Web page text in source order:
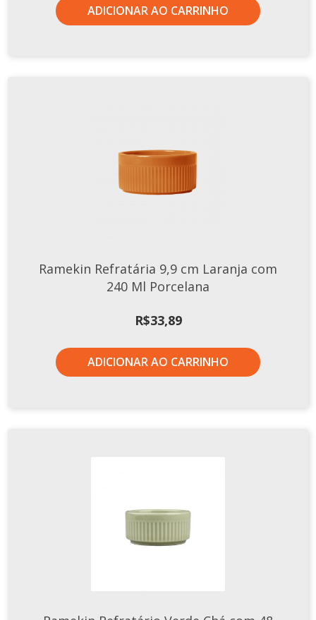
ADICIONAR AO CARRINHO
Ramekin Refratária 9,9 cm Laranja com
240 Ml Porcelana
R$33,89
ADICIONAR AO CARRINHO